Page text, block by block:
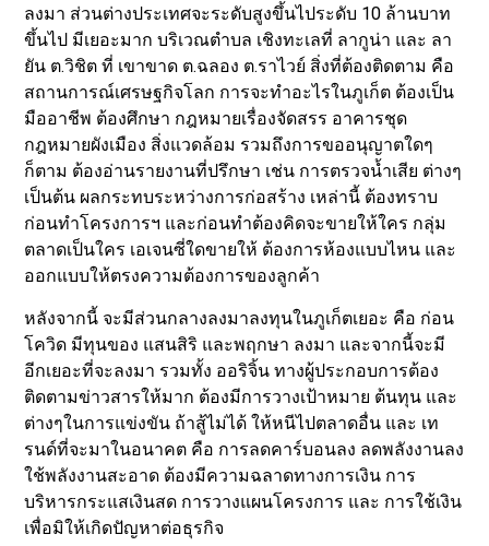
ลงมา ส่วนต่างประเทศจะระดับสูงขึ้นไประดับ 10 ล้านบาท
ขึ้นไป มีเยอะมาก บริเวณตำบล เชิงทะเลที่ ลากูน่า และ ลา
ยัน ต.วิชิต ที่ เขาขาด ต.ฉลอง ต.ราไวย์ สิ่งที่ต้องติดตาม คือ
สถานการณ์เศรษฐกิจโลก การจะทำอะไรในภูเก็ต ต้องเป็น
มืออาชีพ ต้องศึกษา กฎหมายเรื่องจัดสรร อาคารชุด
กฎหมายผังเมือง สิ่งแวดล้อม รวมถึงการขออนุญาตใดๆ
ก็ตาม ต้องอ่านรายงานที่ปรึกษา เช่น การตรวจน้ำเสีย ต่างๆ
เป็นต้น ผลกระทบระหว่างการก่อสร้าง เหล่านี้ ต้องทราบ
ก่อนทำโครงการฯ และก่อนทำต้องคิดจะขายให้ใคร กลุ่ม
ตลาดเป็นใคร เอเจนซี่ใดขายให้ ต้องการห้องแบบไหน และ
ออกแบบให้ตรงความต้องการของลูกค้า
หลังจากนี้ จะมีส่วนกลางลงมาลงทุนในภูเก็ตเยอะ คือ ก่อน
โควิด มีทุนของ แสนสิริ และพฤกษา ลงมา และจากนี้จะมี
อีกเยอะที่จะลงมา รวมทั้ง ออริจิ้น ทางผู้ประกอบการต้อง
ติดตามข่าวสารให้มาก ต้องมีการวางเป้าหมาย ต้นทุน และ
ต่างๆในการแข่งขัน ถ้าสู้ไม่ได้ ให้หนีไปตลาดอื่น และ เท
รนด์ที่จะมาในอนาคต คือ การลดคาร์บอนลง ลดพลังงานลง
ใช้พลังงานสะอาด ต้องมีความฉลาดทางการเงิน การ
บริหารกระแสเงินสด การวางแผนโครงการ และ การใช้เงิน
เพื่อมิให้เกิดปัญหาต่อธุรกิจ